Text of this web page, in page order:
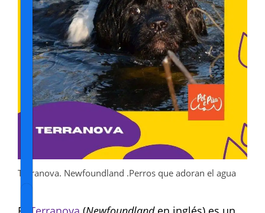
Terranova. Newfoundland .Perros que adoran el agua